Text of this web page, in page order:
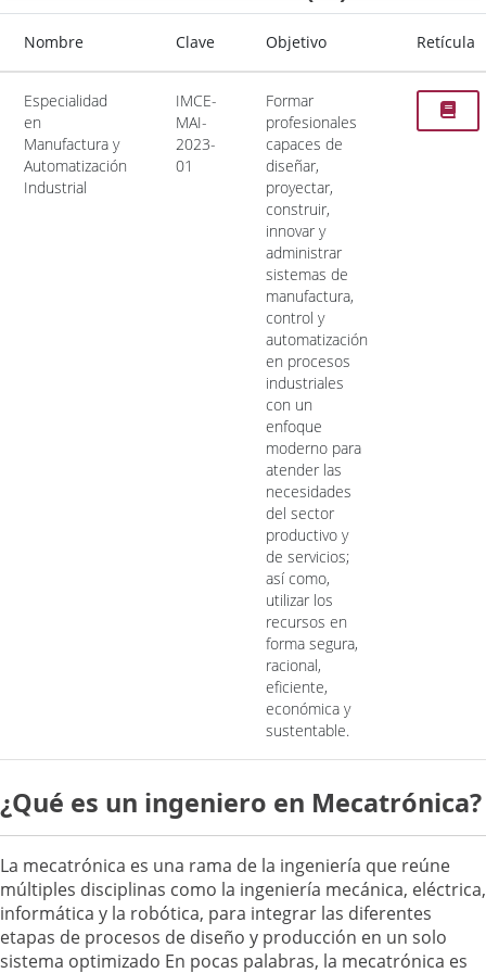
Nombre Clave Objetivo Retícula
Especialidad
en
Manufactura y
Automatización
Industrial
IMCE-
MAI-
2023-
01
Formar
profesionales
capaces de
diseñar,
proyectar,
construir,
innovar y
administrar
sistemas de
manufactura,
control y
automatización
en procesos
industriales
con un
enfoque
moderno para
atender las
necesidades
del sector
productivo y
de servicios;
así como,
utilizar los
recursos en
forma segura,
racional,
eficiente,
económica y
sustentable.
¿Qué es un ingeniero en Mecatrónica?
La mecatrónica es una rama de la ingeniería que reúne
múltiples disciplinas como la ingeniería mecánica, eléctrica,
informática y la robótica, para integrar las diferentes
etapas de procesos de diseño y producción en un solo
sistema optimizado En pocas palabras, la mecatrónica es